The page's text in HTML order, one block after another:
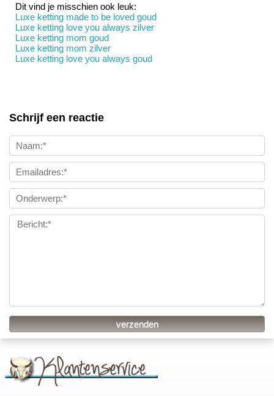
Dit vind je misschien ook leuk:
Luxe ketting made to be loved goud
Luxe ketting love you always zilver
Luxe ketting mom goud
Luxe ketting mom zilver
Luxe ketting love you always goud
Schrijf een reactie